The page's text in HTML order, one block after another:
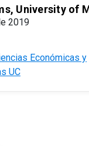
University of
2019
Económicas y
UC